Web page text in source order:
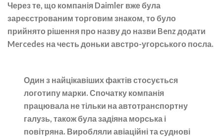
Через те, що компанія Daimler вже була
зареєстрованим торговим знаком, то було
прийнято рішення про назву до назви Benz додати
Mercedes на честь доньки австро-угорського посла.
Один з найцікавіших фактів стосується
логотипу марки. Спочатку компанія
працювала не тільки на автотранспортну
галузь, також була задіяна морська і
повітряна. Виробляли авіаційні та суднові